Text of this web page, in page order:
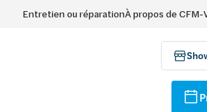
Entretien ou réparationÀ propos de CFM-